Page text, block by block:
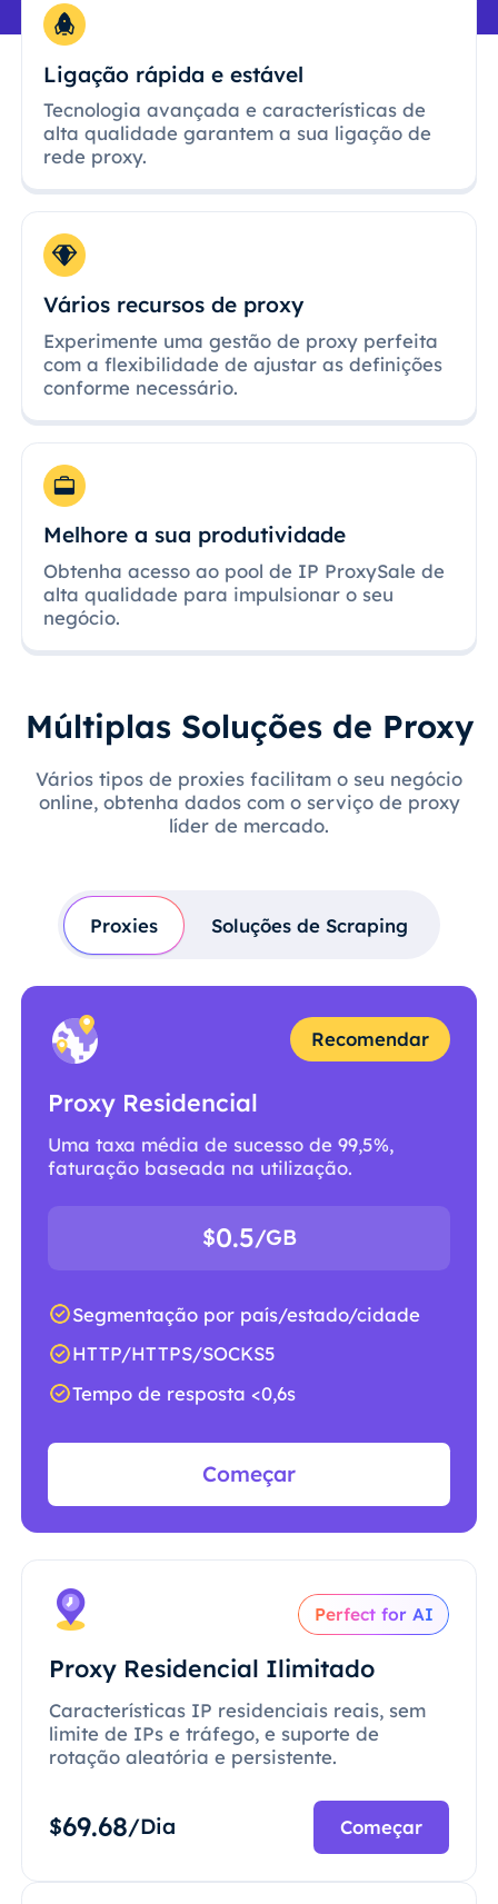
Ligação rápida e estável
Tecnologia avançada e características de
alta qualidade garantem a sua ligação de
rede proxy.
Vários recursos de proxy
Experimente uma gestão de proxy perfeita
com a flexibilidade de ajustar as definições
conforme necessário.
Melhore a sua produtividade
Obtenha acesso ao pool de IP ProxySale de
alta qualidade para impulsionar o seu
negócio.
Múltiplas Soluções de Proxy
Vários tipos de proxies facilitam o seu negócio
online, obtenha dados com o serviço de proxy
líder de mercado.
Proxies Soluções de Scraping
Recomendar
Proxy Residencial
Uma taxa média de sucesso de 99,5%,
faturação baseada na utilização.
$0.5/GB
Segmentação por país/estado/cidade
HTTP/HTTPS/SOCKS5
Tempo de resposta <0,6s
Começar
Perfect for AI
Proxy Residencial Ilimitado
Características IP residenciais reais, sem
limite de IPs e tráfego, e suporte de
rotação aleatória e persistente.
$69.68/Dia Começar